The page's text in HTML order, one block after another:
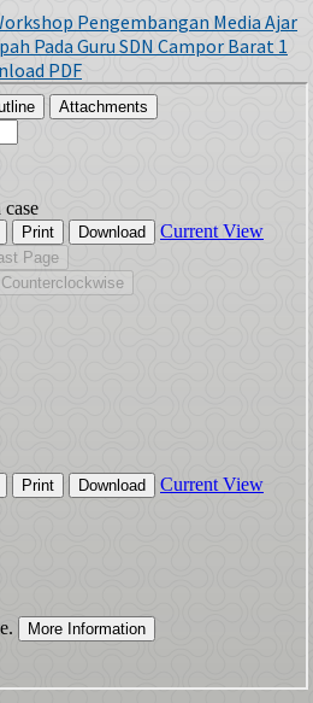
Pengembangan Media Ajar
Pada Guru SDN Campor Barat 1
PDF